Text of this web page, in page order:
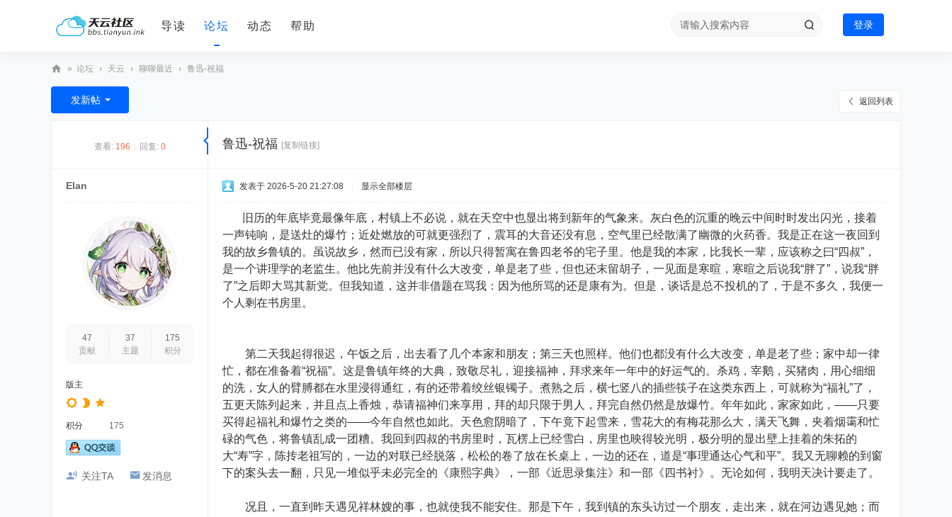
导读 论坛 动态 帮助 登录
天
云
» 论坛 › 天云 › 聊聊最近 › 鲁迅-祝福
返回列表
发新帖
查看: 196 回复: 0 鲁迅-祝福 [复制链接]
Elan
47
贡献
37
主题
175
积分
版主
积分 175
关注TA 发消息
发表于 2026-5-20 21:27:08 显示全部楼层
旧历的年底毕竟最像年底，村镇上不必说，就在天空中也显出将到新年的气象来。灰白色的沉重的晚云中间时时发出闪光，接着
一声钝响，是送灶的爆竹；近处燃放的可就更强烈了，震耳的大音还没有息，空气里已经散满了幽微的火药香。我是正在这一夜回到
我的故乡鲁镇的。虽说故乡，然而已没有家，所以只得暂寓在鲁四老爷的宅子里。他是我的本家，比我长一辈，应该称之曰“四叔”，
是一个讲理学的老监生。他比先前并没有什么大改变，单是老了些，但也还末留胡子，一见面是寒暄，寒暄之后说我“胖了”，说我“胖
了”之后即大骂其新党。但我知道，这并非借题在骂我：因为他所骂的还是康有为。但是，谈话是总不投机的了，于是不多久，我便一
个人剩在书房里。
第二天我起得很迟，午饭之后，出去看了几个本家和朋友；第三天也照样。他们也都没有什么大改变，单是老了些；家中却一律
忙，都在准备着“祝福”。这是鲁镇年终的大典，致敬尽礼，迎接福神，拜求来年一年中的好运气的。杀鸡，宰鹅，买猪肉，用心细细
的洗，女人的臂膊都在水里浸得通红，有的还带着绞丝银镯子。煮熟之后，横七竖八的插些筷子在这类东西上，可就称为“福礼”了，
五更天陈列起来，并且点上香烛，恭请福神们来享用，拜的却只限于男人，拜完自然仍然是放爆竹。年年如此，家家如此，——只要
买得起福礼和爆竹之类的——今年自然也如此。天色愈阴暗了，下午竟下起雪来，雪花大的有梅花那么大，满天飞舞，夹着烟霭和忙
碌的气色，将鲁镇乱成一团糟。我回到四叔的书房里时，瓦楞上已经雪白，房里也映得较光明，极分明的显出壁上挂着的朱拓的
大“寿”字，陈抟老祖写的，一边的对联已经脱落，松松的卷了放在长桌上，一边的还在，道是“事理通达心气和平”。我又无聊赖的到窗
下的案头去一翻，只见一堆似乎未必完全的《康熙字典》，一部《近思录集注》和一部《四书衬》。无论如何，我明天决计要走了。
况且，一直到昨天遇见祥林嫂的事，也就使我不能安住。那是下午，我到镇的东头访过一个朋友，走出来，就在河边遇见她；而